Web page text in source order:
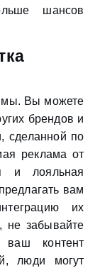
шансов
Вы можете
брендов и
сделанной по
реклама от
и лояльная
вам
их
не забывайте
контент
люди могут